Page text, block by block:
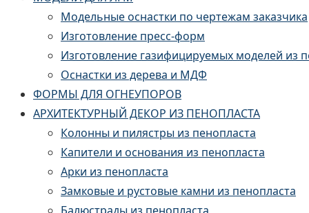
Модельные оснастки по чертежам заказчика
Изготовление пресс-форм
Изготовление газифицируемых моделей из
Оснастки из дерева и МДФ
ФОРМЫ ДЛЯ ОГНЕУПОРОВ
АРХИТЕКТУРНЫЙ ДЕКОР ИЗ ПЕНОПЛАСТА
Колонны и пилястры из пенопласта
Капители и основания из пенопласта
Арки из пенопласта
Замковые и рустовые камни из пенопласта